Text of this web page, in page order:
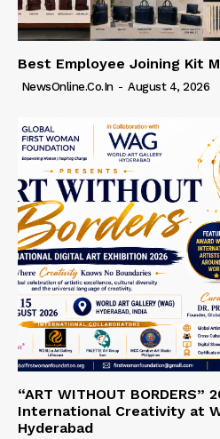
Best Employee Joining Kit
NewsOnline.co.in - August 4, 2026
“ART WITHOUT BORDERS”
International Creativity at
Hyderabad